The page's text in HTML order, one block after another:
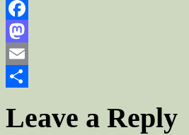
Facebook
Mastodon
Email
Leave a Reply